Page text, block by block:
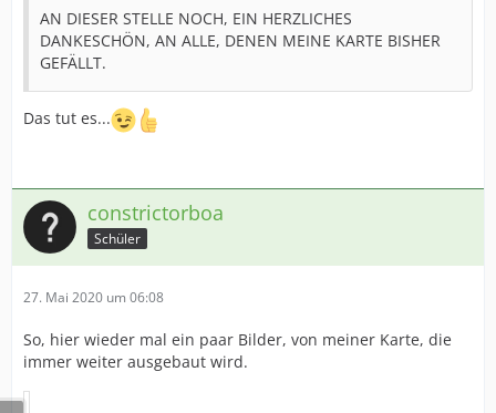
AN DIESER STELLE NOCH, EIN HERZLICHES
DANKESCHÖN, AN ALLE, DENEN MEINE KARTE BISHER
GEFÄLLT.
Das tut es...
constrictorboa
Schüler
27. Mai 2020 um 06:08
So, hier wieder mal ein paar Bilder, von meiner Karte, die
immer weiter ausgebaut wird.